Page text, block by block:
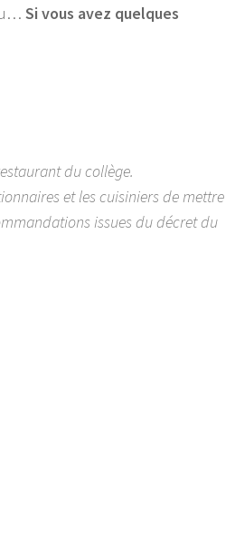
Si vous avez quelques
du collège.
et les cuisiniers de mettre
issues du décret du